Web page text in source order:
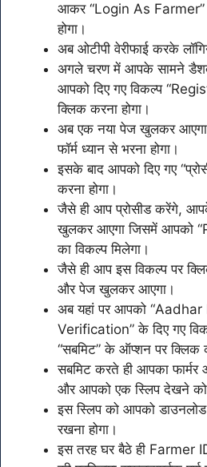
आकर “Login As Farmer”
होगा।
अब ओटीपी वेरीफाई करके
अगले चरण में आपके सामने
आपको दिए गए विकल्प
क्लिक करना होगा।
अब एक नया पेज खुलकर
फॉर्म ध्यान से भरना होगा।
इसके बाद आपको दिए गए
करना होगा।
जैसे ही आप प्रोसीड करेंगे,
खुलकर आएगा जिसमें आपको
का विकल्प मिलेगा।
जैसे ही आप इस विकल्प पर
और पेज खुलकर आएगा।
अब यहां पर आपको
Verification” के दिए गए
“सबमिट” के ऑप्शन पर क्लिक
सबमिट करते ही आपका फार्मर
और आपको एक स्लिप देखने को
इस स्लिप को आपको डाउनलोड
रखना होगा।
इस तरह घर बैठे ही